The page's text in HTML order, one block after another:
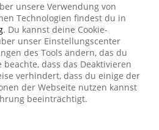
unsere Verwendung von
Technologien findest du in
. Du kannst deine Cookie-
unser Einstellungscenter
des Tools ändern, das du
dass das Deaktivieren
verhindert, dass du einige der
der Webseite nutzen kannst
beeinträchtigt.